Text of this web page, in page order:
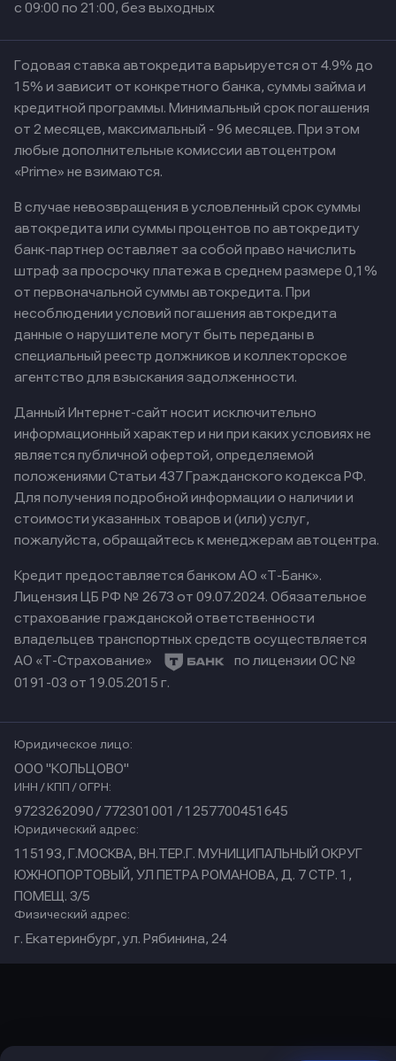
с 09:00 по 21:00, без выходных
Годовая ставка автокредита варьируется от 4.9% до
15% и зависит от конкретного банка, суммы займа и
кредитной программы. Минимальный срок погашения
от 2 месяцев, максимальный - 96 месяцев. При этом
любые дополнительные комиссии автоцентром
«Prime» не взимаются.
В случае невозвращения в условленный срок суммы
автокредита или суммы процентов по автокредиту
банк-партнер оставляет за собой право начислить
штраф за просрочку платежа в среднем размере 0,1%
от первоначальной суммы автокредита. При
несоблюдении условий погашения автокредита
данные о нарушителе могут быть переданы в
специальный реестр должников и коллекторское
агентство для взыскания задолженности.
Данный Интернет-сайт носит исключительно
информационный характер и ни при каких условиях не
является публичной офертой, определяемой
положениями Статьи 437 Гражданского кодекса РФ.
Для получения подробной информации о наличии и
стоимости указанных товаров и (или) услуг,
пожалуйста, обращайтесь к менеджерам автоцентра.
Кредит предоставляется банком АО «Т-Банк».
Лицензия ЦБ РФ № 2673 от 09.07.2024. Обязательное
страхование гражданской ответственности
владельцев транспортных средств осуществляется
АО «Т-Страхование»
по лицензии ОС №
0191-03 от 19.05.2015 г.
Юридическое лицо:
ООО "КОЛЬЦОВО"
ИНН / КПП / ОГРН:
9723262090 / 772301001 / 1257700451645
Юридический адрес:
115193, Г.МОСКВА, ВН.ТЕР.Г. МУНИЦИПАЛЬНЫЙ ОКРУГ
ЮЖНОПОРТОВЫЙ, УЛ ПЕТРА РОМАНОВА, Д. 7 СТР. 1,
ПОМЕЩ. 3/5
Физический адрес:
г. Екатеринбург, ул. Рябинина, 24